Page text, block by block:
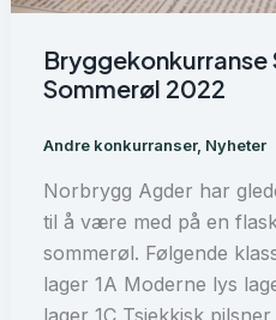
Bryggekonkurranse
Sommerøl 2022
Andre konkurranser, Nyheter
Norbrygg Agder har
til å være med på en
sommerøl. Følgende
lager 1A Moderne lys
lager 1C Tsjekkisk pilsner